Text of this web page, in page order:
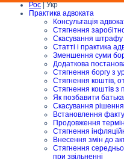
Рос| Укр
Практика адвоката
Консультація
Стягнення
Скасування
Статті і практика
Зменшення суми
Додаткова
Стягнення боргу з
Стягнення коштів,
Стягнення коштів з
Як позбавити батька
Скасування
Встановлення
Продовження
Стягнення
Внесення змін до
Стягнення
при звільненні